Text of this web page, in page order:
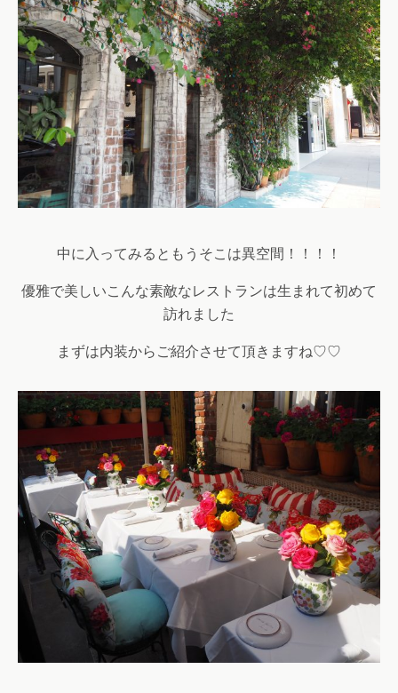
中に入ってみるともうそこは異空間！！！！
優雅で美しいこんな素敵なレストランは生まれて初めて
訪れました
まずは内装からご紹介させて頂きますね♡♡